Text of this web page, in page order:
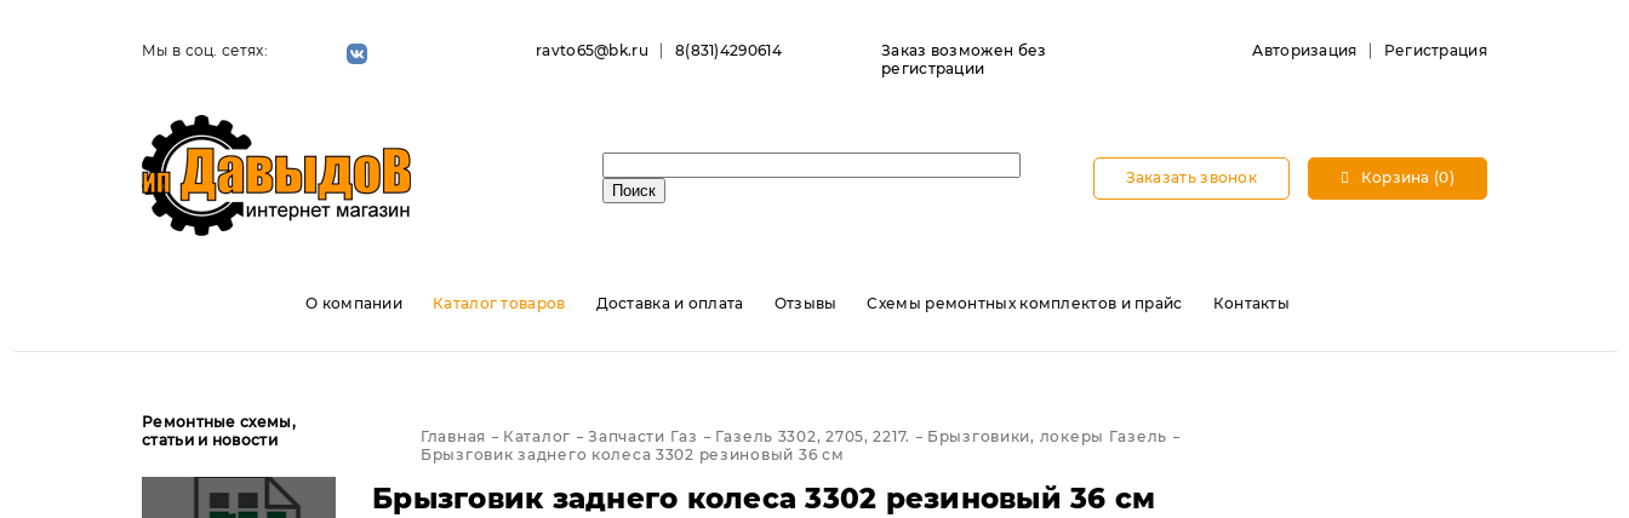
Мы в соц. сетях: ravto65@bk.ru 8(831)4290614
Заказ возможен без
регистрации
Авторизация Регистрация
Заказать звонок Корзина (0)
О компании Каталог товаров Доставка и оплата Отзывы Схемы ремонтных комплектов и прайс Контакты
Ремонтные схемы,
статьи и новости
Главная Каталог Запчасти Газ Газель 3302, 2705, 2217.
Брызговики, локеры Газель
Брызговик заднего колеса 3302 резиновый 36 см
Брызговик заднего колеса 3302 резиновый 36 см